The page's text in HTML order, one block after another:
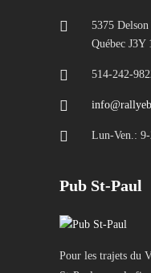
5375
Québec J3Y
514-242-
Lun-Ven.:
Pub St-Paul
Pour les trajets du